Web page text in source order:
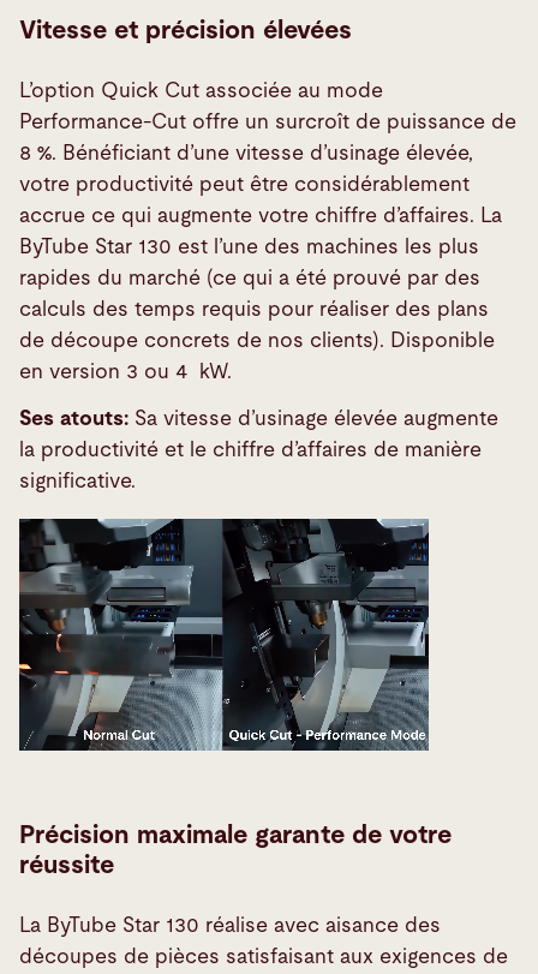
Vitesse et précision élevées
L’option Quick Cut associée au mode
Performance-Cut offre un surcroît de puissance de
8 %. Bénéficiant d’une vitesse d’usinage élevée,
votre productivité peut être considérablement
accrue ce qui augmente votre chiffre d’affaires. La
ByTube Star 130 est l’une des machines les plus
rapides du marché (ce qui a été prouvé par des
calculs des temps requis pour réaliser des plans
de découpe concrets de nos clients). Disponible
en version 3 ou 4 kW.
Ses atouts: Sa vitesse d’usinage élevée augmente
la productivité et le chiffre d’affaires de manière
significative.
Précision maximale garante de votre
réussite
La ByTube Star 130 réalise avec aisance des
découpes de pièces satisfaisant aux exigences de